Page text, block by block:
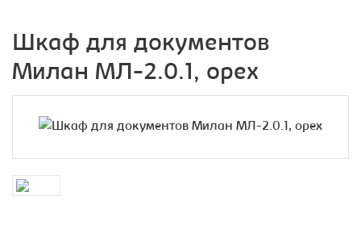
Шкаф для документов
Милан МЛ-2.0.1, орех